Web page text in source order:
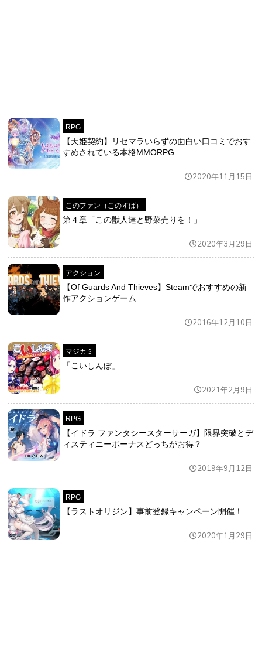
RPG
【天姫契約】リセマラいらずの面白い口コミでおす
すめされている本格MMORPG
2020年11月15日
このファン（このすば）
第４章「この獣人達と野菜売りを！」
2020年3月29日
アクション
【Of Guards And Thieves】Steamでおすすめの新
作アクションゲーム
2016年12月10日
マジカミ
「こいしんぼ」
2021年2月9日
RPG
【イドラ ファンタシースターサーガ】限界突破とデ
ィスティニーボーナスどっちがお得？
2019年9月12日
RPG
【ラストオリジン】事前登録キャンペーン開催！
2020年1月29日